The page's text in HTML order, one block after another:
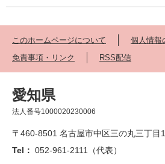
このホームページについて
個人情報
免責事項・リンク
RSS配信
愛知県
法人番号1000020230006
〒460-8501 名古屋市中区三の丸三丁目
Tel： 052-961-2111（代表）